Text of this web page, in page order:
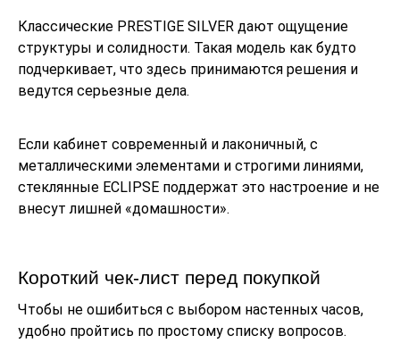
Классические PRESTIGE SILVER дают ощущение
структуры и солидности. Такая модель как будто
подчеркивает, что здесь принимаются решения и
ведутся серьезные дела.
Если кабинет современный и лаконичный, с
металлическими элементами и строгими линиями,
стеклянные ECLIPSE поддержат это настроение и не
внесут лишней «домашности».
Короткий чек‑лист перед покупкой
Чтобы не ошибиться с выбором настенных часов,
удобно пройтись по простому списку вопросов.